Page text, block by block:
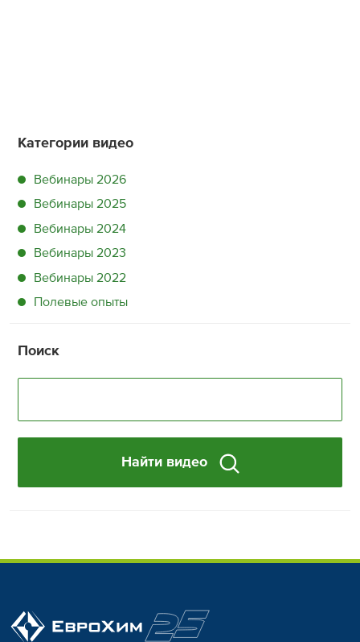
Категории видео
Вебинары 2026
Вебинары 2025
Вебинары 2024
Вебинары 2023
Вебинары 2022
Полевые опыты
Поиск
Найти видео